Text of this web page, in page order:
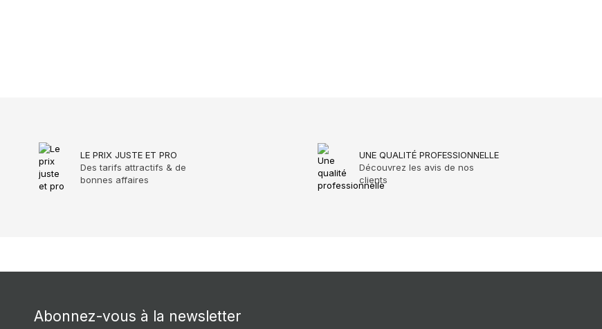
LE PRIX JUSTE ET PRO
Des tarifs attractifs & de
bonnes affaires
UNE QUALITÉ PROFESSIONNELLE
Découvrez les avis de nos
clients
Abonnez-vous à la newsletter